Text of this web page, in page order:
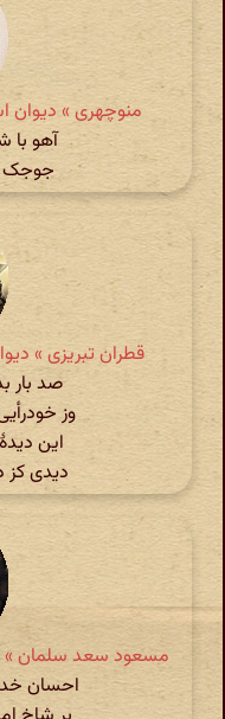
منوچهری » دیوان
آهو با
جوجک
قطران تبریزی »
صد بار
وز
این
دیدی کز
مسعود سعد سلمان »
احسان